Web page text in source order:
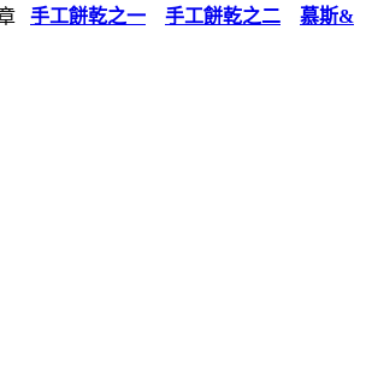
手工餅乾之一 手工餅乾之二
慕斯&